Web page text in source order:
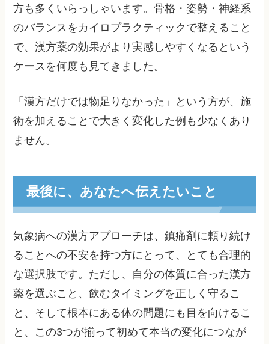
方も多くいらっしゃいます。骨格・姿勢・神経系
のバランスをカイロプラクティックで整えること
で、漢方薬の効果がより実感しやすくなるという
ケースを何度も見てきました。
「漢方だけでは物足りなかった」という方が、施
術を加えることで大きく変化した例も少なくあり
ません。
最後に、あなたへ伝えたいこと
気象病への漢方アプローチは、鎮痛剤に頼り続け
ることへの不安を持つ方にとって、とても合理的
な選択肢です。ただし、自分の体質に合った漢方
薬を選ぶこと、飲むタイミングを正しく守るこ
と、そして根本にある体の問題にも目を向けるこ
と、この3つが揃って初めて本当の変化につなが